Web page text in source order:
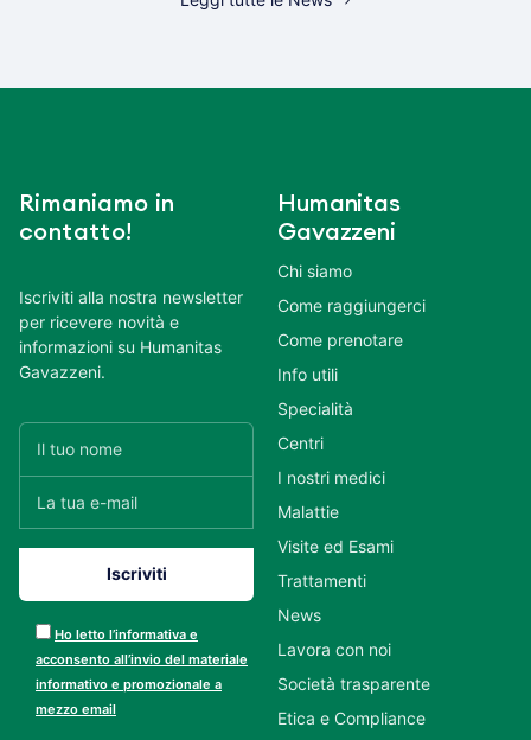
Rimaniamo in
contatto!
Iscriviti alla nostra newsletter
per ricevere novità e
informazioni su Humanitas
Gavazzeni.
Ho letto l’informativa e
acconsento all’invio del materiale
informativo e promozionale a
mezzo email
Humanitas
Gavazzeni
Chi siamo
Come raggiungerci
Come prenotare
Info utili
Specialità
Centri
I nostri medici
Malattie
Visite ed Esami
Trattamenti
News
Lavora con noi
Società trasparente
Etica e Compliance